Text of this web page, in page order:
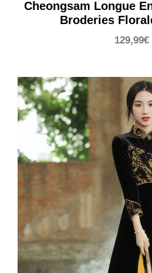
Cheongsam Longue
Broderies
129,99€